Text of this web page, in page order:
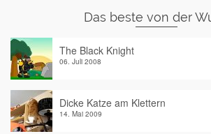
Das beste von der
The Black Knight
06. Juli 2008
Dicke Katze am Klettern
14. Mai 2009